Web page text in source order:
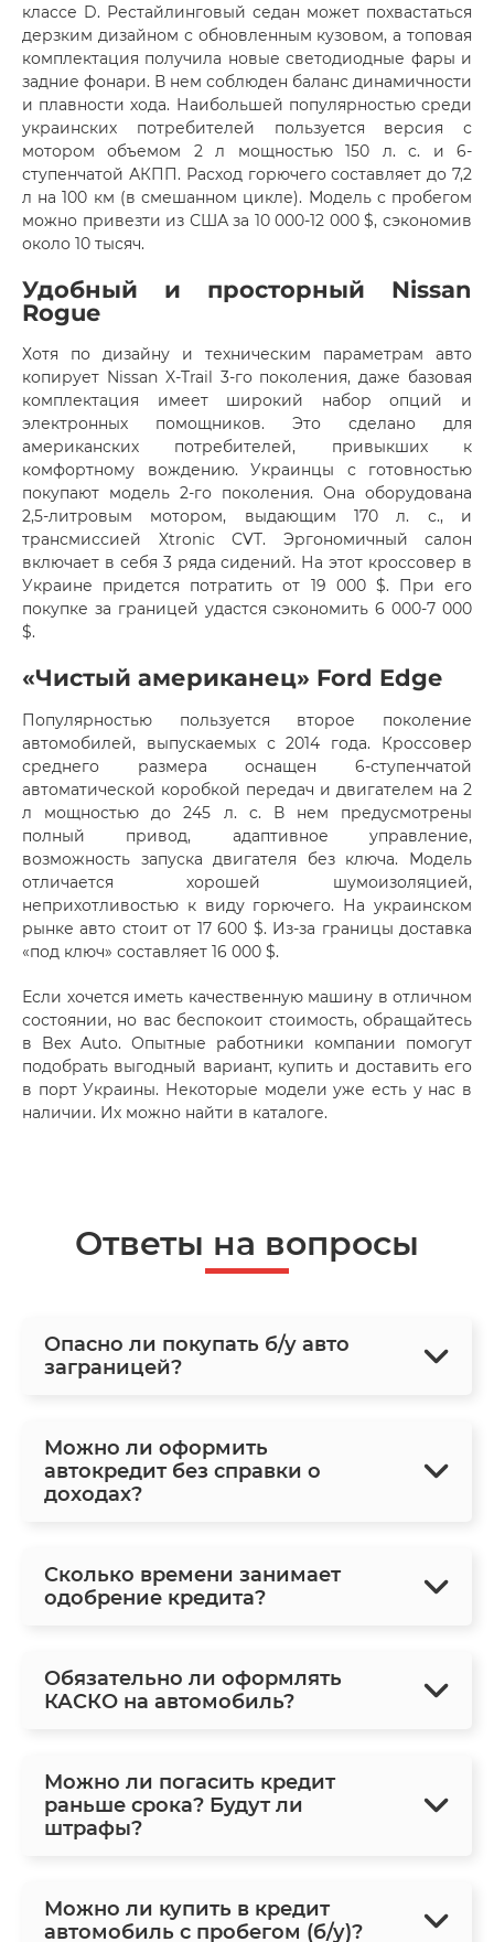
классе D. Рестайлинговый седан может похвастаться
дерзким дизайном с обновленным кузовом, а топовая
комплектация получила новые светодиодные фары и
задние фонари. В нем соблюден баланс динамичности
и плавности хода. Наибольшей популярностью среди
украинских потребителей пользуется версия с
мотором объемом 2 л мощностью 150 л. с. и 6-
ступенчатой АКПП. Расход горючего составляет до 7,2
л на 100 км (в смешанном цикле). Модель с пробегом
можно привезти из США за 10 000-12 000 $, сэкономив
около 10 тысяч.
Удобный и просторный Nissan
Rogue
Хотя по дизайну и техническим параметрам авто
копирует Nissan X-Trail 3-го поколения, даже базовая
комплектация имеет широкий набор опций и
электронных помощников. Это сделано для
американских потребителей, привыкших к
комфортному вождению. Украинцы с готовностью
покупают модель 2-го поколения. Она оборудована
2,5-литровым мотором, выдающим 170 л. с., и
трансмиссией Xtronic CVT. Эргономичный салон
включает в себя 3 ряда сидений. На этот кроссовер в
Украине придется потратить от 19 000 $. При его
покупке за границей удастся сэкономить 6 000-7 000
$.
«Чистый американец» Ford Edge
Популярностью пользуется второе поколение
автомобилей, выпускаемых с 2014 года. Кроссовер
среднего размера оснащен 6-ступенчатой
автоматической коробкой передач и двигателем на 2
л мощностью до 245 л. c. В нем предусмотрены
полный привод, адаптивное управление,
возможность запуска двигателя без ключа. Модель
отличается хорошей шумоизоляцией,
неприхотливостью к виду горючего. На украинском
рынке авто стоит от 17 600 $. Из-за границы доставка
«под ключ» составляет 16 000 $.
Если хочется иметь качественную машину в отличном
состоянии, но вас беспокоит стоимость, обращайтесь
в Bex Auto. Опытные работники компании помогут
подобрать выгодный вариант, купить и доставить его
в порт Украины. Некоторые модели уже есть у нас в
наличии. Их можно найти в каталоге.
Ответы на вопросы
Опасно ли покупать б/у авто
заграницей?
Можно ли оформить
автокредит без справки о
доходах?
Сколько времени занимает
одобрение кредита?
Обязательно ли оформлять
КАСКО на автомобиль?
Можно ли погасить кредит
раньше срока? Будут ли
штрафы?
Можно ли купить в кредит
автомобиль с пробегом (б/у)?